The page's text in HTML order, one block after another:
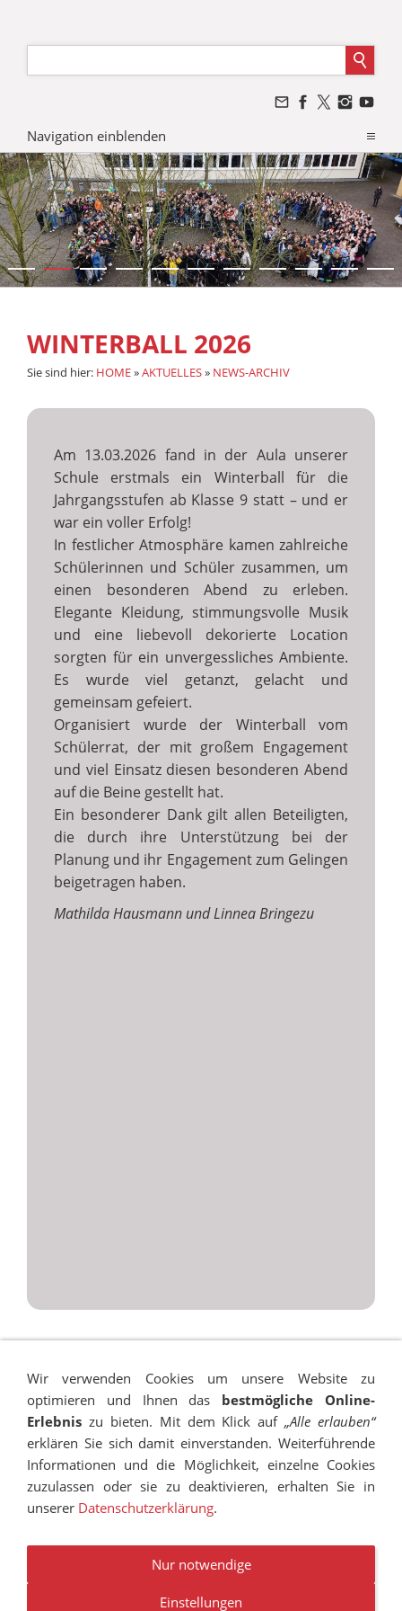
Navigation einblenden
WINTERBALL 2026
Sie sind hier: HOME»AKTUELLES» NEWS-ARCHIV
Am 13.03.2026 fand in der Aula unserer
Schule erstmals ein Winterball für die
Jahrgangsstufen ab Klasse 9 statt – und er
war ein voller Erfolg!
In festlicher Atmosphäre kamen zahlreiche
Schülerinnen und Schüler zusammen, um
einen besonderen Abend zu erleben.
Elegante Kleidung, stimmungsvolle Musik
und eine liebevoll dekorierte Location
sorgten für ein unvergessliches Ambiente.
Es wurde viel getanzt, gelacht und
gemeinsam gefeiert.
Organisiert wurde der Winterball vom
Schülerrat, der mit großem Engagement
und viel Einsatz diesen besonderen Abend
auf die Beine gestellt hat.
Ein besonderer Dank gilt allen Beteiligten,
die durch ihre Unterstützung bei der
Planung und ihr Engagement zum Gelingen
beigetragen haben.
Mathilda Hausmann und Linnea Bringezu
COOKIES
TRANSPARENZ
BESCHWERDEMANAGEMENT
NEWSLETTER STELLENANGEBOTE
Wir verwenden Cookies um unsere Website zu
optimieren und Ihnen das bestmögliche Online-
Erlebnis zu bieten. Mit dem Klick auf„Alle erlauben“
erklären Sie sich damit einverstanden. Weiterführende
Informationen und die Möglichkeit, einzelne Cookies
zuzulassen oder sie zu deaktivieren, erhalten Sie in
unserer Datenschutzerklärung.
Nur notwendige
Einstellungen